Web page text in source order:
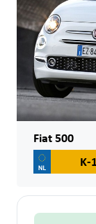
Fiat 500
K-